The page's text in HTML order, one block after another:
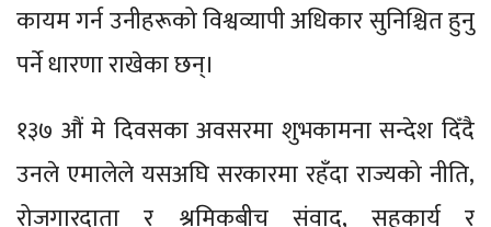
कायम गर्न उनीहरूको विश्वव्यापी अधिकार सुनिश्चित हुनु
पर्ने धारणा राखेका छन्।
१३७ औं मे दिवसका अवसरमा शुभकामना सन्देश दिँदै
उनले एमालेले यसअघि सरकारमा रहँदा राज्यको नीति,